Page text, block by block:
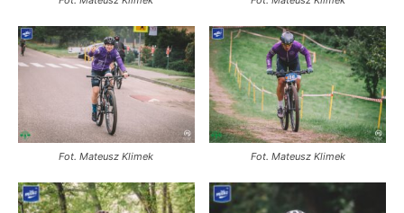
Fot. Mateusz Klimek Fot. Mateusz Klimek